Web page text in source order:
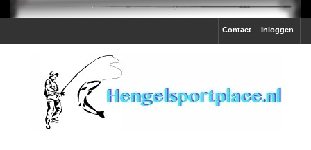
Inloggen
Contact